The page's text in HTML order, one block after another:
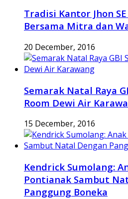
Tradisi Kantor Jhon
Bersama Mitra dan
20 December, 2016
Semarak Natal Raya
Room Dewi Air
15 December, 2016
Kendrick Sumolang:
Pontianak Sambut
Panggung Boneka